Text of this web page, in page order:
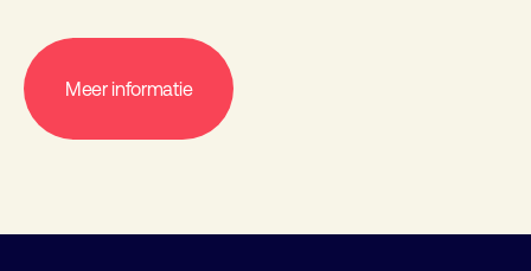
Meer informatie